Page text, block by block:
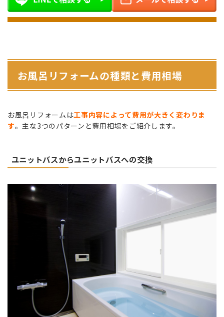
お風呂リフォームの種類と費用相場
お風呂リフォームは工事内容によって費用が大きく変わりま
す。主な3つのパターンと費用相場をご紹介します。
ユニットバスからユニットバスへの交換